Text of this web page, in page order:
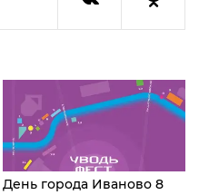
День города Иваново 8